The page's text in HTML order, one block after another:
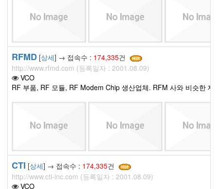
RFMD [상세] → 접속수 : 174,335건
http://www.rfmd.com (등록일자 : 2001.08.09)
VCO
RF 부품, RF 모듈, RF Modem Chip 생산업체. RFM 사와 비슷한 제
CTI [상세] → 접속수 : 174,335건
http://www.cti-inc.com (등록일자 : 2001.08.09)
VCO